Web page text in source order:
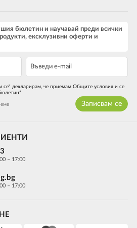
бюлетин и научавай преди всички
ексклузивни оферти и
се" декларирам, че приемам Общите условия и се
Записвам се
– 17:00
– 17:00